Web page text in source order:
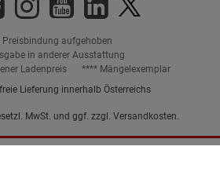
Preisbindung aufgehoben
in anderer Ausstattung
Ladenpreis
**** Mängelexemplar
Lieferung innerhalb Österreichs
MwSt. und ggf. zzgl. Versandkosten.